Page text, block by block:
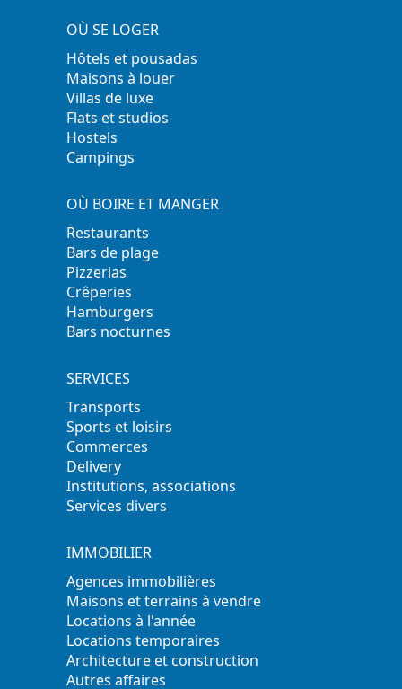
OÙ SE LOGER
Hôtels et pousadas
Maisons à louer
Villas de luxe
Flats et studios
Hostels
Campings
OÙ BOIRE ET MANGER
Restaurants
Bars de plage
Pizzerias
Crêperies
Hamburgers
Bars nocturnes
SERVICES
Transports
Sports et loisirs
Commerces
Delivery
Institutions, associations
Services divers
IMMOBILIER
Agences immobilières
Maisons et terrains à vendre
Locations à l'année
Locations temporaires
Architecture et construction
Autres affaires